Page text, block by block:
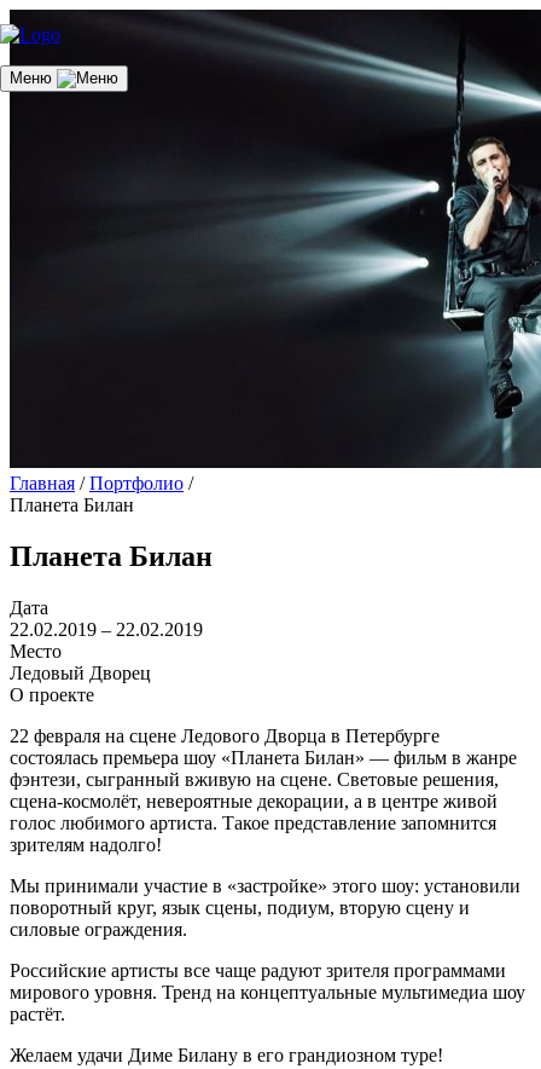
Меню
Главная / Портфолио /
Планета Билан
Планета Билан
Дата
22.02.2019 – 22.02.2019
Место
Ледовый Дворец
О проекте
22 февраля на сцене Ледового Дворца в Петербурге
состоялась премьера шоу «Планета Билан» — фильм в жанре
фэнтези, сыгранный вживую на сцене. Световые решения,
сцена-космолёт, невероятные декорации, а в центре живой
голос любимого артиста. Такое представление запомнится
зрителям надолго!
Мы принимали участие в «застройке» этого шоу: установили
поворотный круг, язык сцены, подиум, вторую сцену и
силовые ограждения.
Российские артисты все чаще радуют зрителя программами
мирового уровня. Тренд на концептуальные мультимедиа шоу
растёт.
Желаем удачи Диме Билану в его грандиозном туре!